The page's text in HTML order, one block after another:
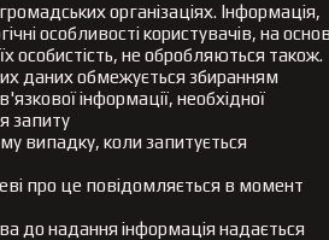
організаціях. Інформація,
особливості користувачів, на
особистість, не обробляються також.
даних обмежується збиранням
інформації, необхідної
запиту
випадку, коли запитується
про це повідомляється в момент
до надання інформація надається